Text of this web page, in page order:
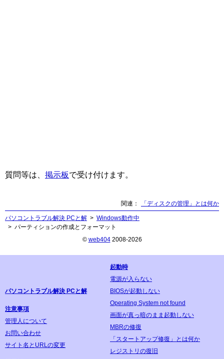
質問等は、 掲示板で受け付けます。
関連 「ディスクの管理」とは何か
パソコントラブル解決 PCと解
Windows動作中
パーティションの作成とフォーマット
© web4042008-2026
パソコントラブル解決 PCと解
注意事項
管理人について
お問い合わせ
サイト名とURLの変更
起動時
電源が入らない
BIOSが起動しない
Operating System not found
画面が真っ暗のまま起動しない
MBRの修復
「スタートアップ修復」とは何か
レジストリの復旧